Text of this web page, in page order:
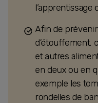
l’apprentissage
Afin de
d’étouffement,
et autres
en deux ou en
exemple les
rondelles de